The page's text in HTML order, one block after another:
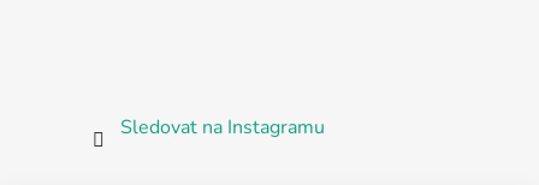
Sledovat na Instagramu